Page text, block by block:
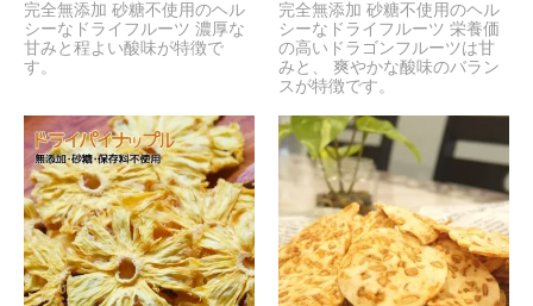
完全無添加 砂糖不使用のヘル
シーなドライフルーツ 濃厚な
甘みと程よい酸味が特徴で
す。
完全無添加 砂糖不使用のヘル
シーなドライフルーツ 栄養価
の高いドラゴンフルーツは甘
みと、 爽やかな酸味のバラン
スが特徴です。